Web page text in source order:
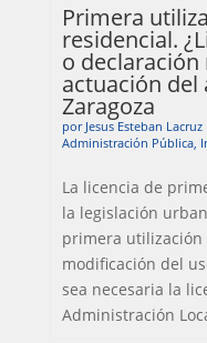
Primera
residencial.
o declaración
actuación
Zaragoza
por Jesus Esteban
Administración Pública,
La licencia de
la legislación
primera utilización
modificación del
sea necesaria la
Administración